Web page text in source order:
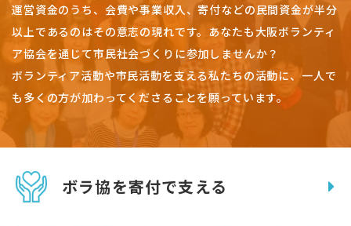
運営資金のうち、会費や事業収入、寄付などの民間資金が半分
以上であるのはその意志の現れです。 あなたも大阪ボランティ
ア協会を通じて市民社会づくりに参加しませんか？
ボランティア活動や市民活動を支える私たちの活動に、一人で
も多くの方が加わってくださることを願っています。
ボラ協を寄付で支える